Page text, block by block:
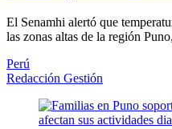
El Senamhi alertó que
las zonas altas de la región
Perú
Redacción Gestión